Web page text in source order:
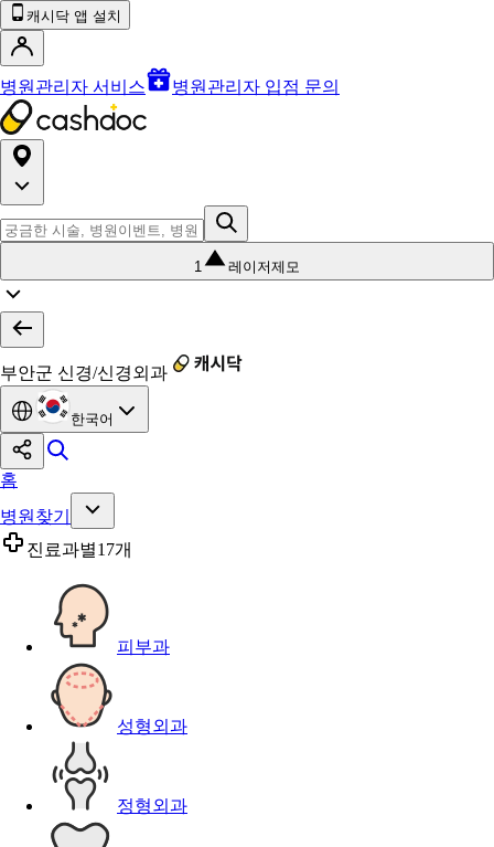
캐시닥 앱 설치
병원관리자 서비스 병원관리자 입점 문의
1 레이저제모
부안군 신경/신경외과
한국어
홈
병원찾기
진료과별17개
피부과
성형외과
정형외과